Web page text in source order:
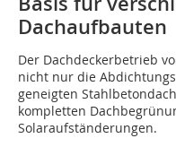
Dachaufbauten
Der Dachdeckerbetrieb
nicht nur die
geneigten
kompletten
Solaraufständerungen.